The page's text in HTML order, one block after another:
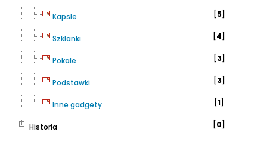
Kapsle [5]
Szklanki [4]
Pokale [3]
Podstawki [3]
Inne gadgety [1]
Historia [0]